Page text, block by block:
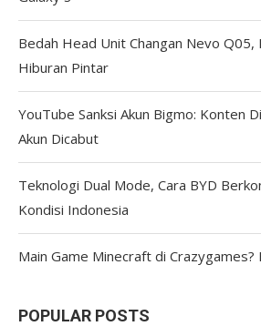
Bedah Head Unit Changan Nevo
Hiburan Pintar
YouTube Sanksi Akun Bigmo: Konten
Akun Dicabut
Teknologi Dual Mode, Cara BYD
Kondisi Indonesia
Main Game Minecraft di Crazygames?
POPULAR POSTS